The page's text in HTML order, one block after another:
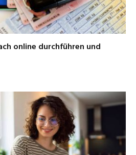
online durchführen und